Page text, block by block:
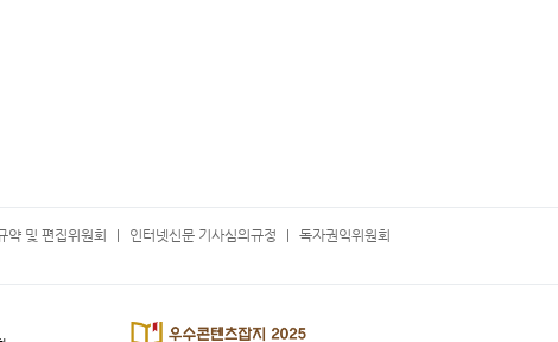
약 및 편집위원회 인터넷신문 기사심의규정
독자권익위원회